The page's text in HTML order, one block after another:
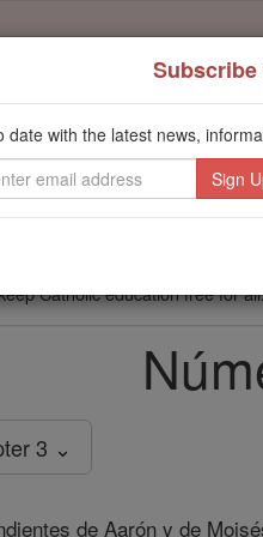
scroll past this
readers, Catholic Online was
Catholic Online School,
this mission. But fewer than 2%
Catholic education free for
3 ⌄
de Aarón y de
date with the latest news,